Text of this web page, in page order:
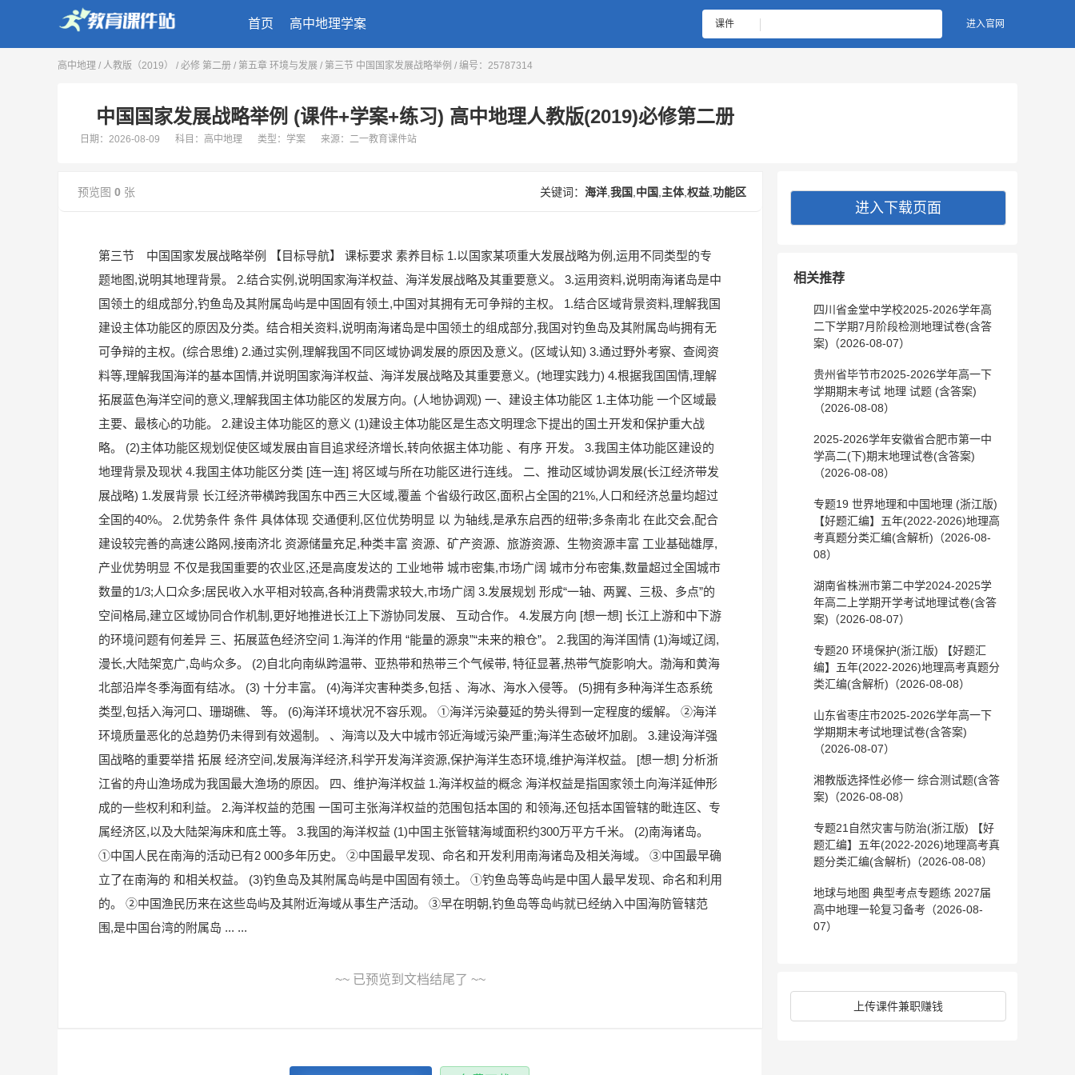
首页 高中地理学案 进入官网
课件
高中地理 / 人教版（2019） / 必修 第二册 / 第五章 环境与发展 / 第三节 中国国家发展战略举例 / 编号：25787314
中国国家发展战略举例 (课件+学案+练习) 高中地理人教版(2019)必修第二册
日期：2026-08-09 科目：高中地理 类型：学案 来源：二一教育课件站
关键词： 海洋 我国 中国 主体,权益 功能区
预览图 0 张
第三节 中国国家发展战略举例 【目标导航】 课标要求 素养目标 1.以国家某项重大发展战略为例,运用不同类型的专
题地图,说明其地理背景。 2.结合实例,说明国家海洋权益、海洋发展战略及其重要意义。 3.运用资料,说明南海诸岛是中
国领土的组成部分,钓鱼岛及其附属岛屿是中国固有领土,中国对其拥有无可争辩的主权。 1.结合区域背景资料,理解我国
建设主体功能区的原因及分类。结合相关资料,说明南海诸岛是中国领土的组成部分,我国对钓鱼岛及其附属岛屿拥有无
可争辩的主权。(综合思维) 2.通过实例,理解我国不同区域协调发展的原因及意义。(区域认知) 3.通过野外考察、查阅资
料等,理解我国海洋的基本国情,并说明国家海洋权益、海洋发展战略及其重要意义。(地理实践力) 4.根据我国国情,理解
拓展蓝色海洋空间的意义,理解我国主体功能区的发展方向。(人地协调观) 一、建设主体功能区 1.主体功能 一个区域最
主要、最核心的功能。 2.建设主体功能区的意义 (1)建设主体功能区是生态文明理念下提出的国土开发和保护重大战
略。 (2)主体功能区规划促使区域发展由盲目追求经济增长,转向依据主体功能 、有序 开发。 3.我国主体功能区建设的
地理背景及现状 4.我国主体功能区分类 [连一连] 将区域与所在功能区进行连线。 二、推动区域协调发展(长江经济带发
展战略) 1.发展背景 长江经济带横跨我国东中西三大区域,覆盖 个省级行政区,面积占全国的21%,人口和经济总量均超过
全国的40%。 2.优势条件 条件 具体体现 交通便利,区位优势明显 以 为轴线,是承东启西的纽带;多条南北 在此交会,配合
建设较完善的高速公路网,接南济北 资源储量充足,种类丰富 资源、矿产资源、旅游资源、生物资源丰富 工业基础雄厚,
产业优势明显 不仅是我国重要的农业区,还是高度发达的 工业地带 城市密集,市场广阔 城市分布密集,数量超过全国城市
数量的1/3;人口众多;居民收入水平相对较高,各种消费需求较大,市场广阔 3.发展规划 形成“一轴、两翼、三极、多点”的
空间格局,建立区域协同合作机制,更好地推进长江上下游协同发展、 互动合作。 4.发展方向 [想一想] 长江上游和中下游
的环境问题有何差异 三、拓展蓝色经济空间 1.海洋的作用 “能量的源泉”“未来的粮仓”。 2.我国的海洋国情 (1)海域辽阔,
漫长,大陆架宽广,岛屿众多。 (2)自北向南纵跨温带、亚热带和热带三个气候带, 特征显著,热带气旋影响大。渤海和黄海
北部沿岸冬季海面有结冰。 (3) 十分丰富。 (4)海洋灾害种类多,包括 、海冰、海水入侵等。 (5)拥有多种海洋生态系统
类型,包括入海河口、珊瑚礁、 等。 (6)海洋环境状况不容乐观。 ①海洋污染蔓延的势头得到一定程度的缓解。 ②海洋
环境质量恶化的总趋势仍未得到有效遏制。 、海湾以及大中城市邻近海域污染严重;海洋生态破坏加剧。 3.建设海洋强
国战略的重要举措 拓展 经济空间,发展海洋经济,科学开发海洋资源,保护海洋生态环境,维护海洋权益。 [想一想] 分析浙
江省的舟山渔场成为我国最大渔场的原因。 四、维护海洋权益 1.海洋权益的概念 海洋权益是指国家领土向海洋延伸形
成的一些权利和利益。 2.海洋权益的范围 一国可主张海洋权益的范围包括本国的 和领海,还包括本国管辖的毗连区、专
属经济区,以及大陆架海床和底土等。 3.我国的海洋权益 (1)中国主张管辖海域面积约300万平方千米。 (2)南海诸岛。
①中国人民在南海的活动已有2 000多年历史。 ②中国最早发现、命名和开发利用南海诸岛及相关海域。 ③中国最早确
立了在南海的 和相关权益。 (3)钓鱼岛及其附属岛屿是中国固有领土。 ①钓鱼岛等岛屿是中国人最早发现、命名和利用
的。 ②中国渔民历来在这些岛屿及其附近海域从事生产活动。 ③早在明朝,钓鱼岛等岛屿就已经纳入中国海防管辖范
围,是中国台湾的附属岛 ... ...
~~ 已预览到文档结尾了 ~~
进入下载页面
相关推荐
四川省金堂中学校2025-2026学年高
二下学期7月阶段检测地理试卷(含答
案)（2026-08-07）
贵州省毕节市2025-2026学年高一下
学期期末考试 地理 试题 (含答案)
（2026-08-08）
2025-2026学年安徽省合肥市第一中
学高二(下)期末地理试卷(含答案)
（2026-08-08）
专题19 世界地理和中国地理 (浙江版)
【好题汇编】五年(2022-2026)地理高
考真题分类汇编(含解析)（2026-08-
08）
湖南省株洲市第二中学2024-2025学
年高二上学期开学考试地理试卷(含答
案)（2026-08-07）
专题20 环境保护(浙江版) 【好题汇
编】五年(2022-2026)地理高考真题分
类汇编(含解析)（2026-08-08）
山东省枣庄市2025-2026学年高一下
学期期末考试地理试卷(含答案)
（2026-08-07）
湘教版选择性必修一 综合测试题(含答
案)（2026-08-08）
专题21自然灾害与防治(浙江版) 【好
题汇编】五年(2022-2026)地理高考真
题分类汇编(含解析)（2026-08-08）
地球与地图 典型考点专题练 2027届
高中地理一轮复习备考（2026-08-
07）
上传课件兼职赚钱